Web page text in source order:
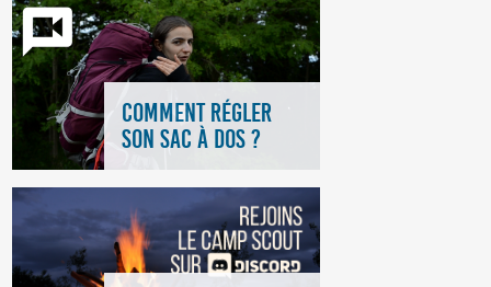
COMMENT RÉGLER
SON SAC À DOS ?